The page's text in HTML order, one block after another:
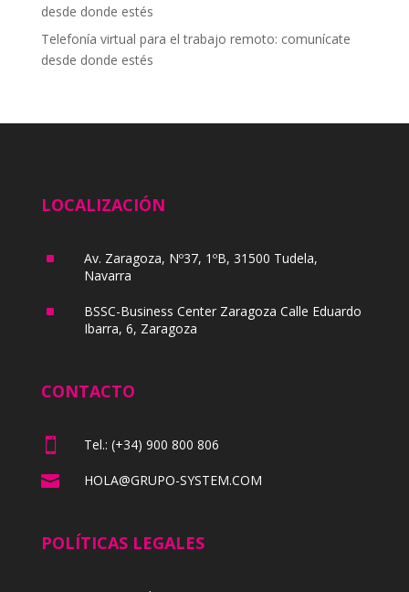
desde donde estés
Telefonía virtual para el trabajo remoto: comunícate
desde donde estés
LOCALIZACIÓN
^
Av. Zaragoza, Nº37, 1ºB, 31500 Tudela,
Navarra
^
BSSC-Business Center Zaragoza Calle Eduardo
Ibarra, 6, Zaragoza
CONTACTO
 Tel.: (+34) 900 800 806
 HOLA@GRUPO-SYSTEM.COM
POLÍTICAS LEGALES